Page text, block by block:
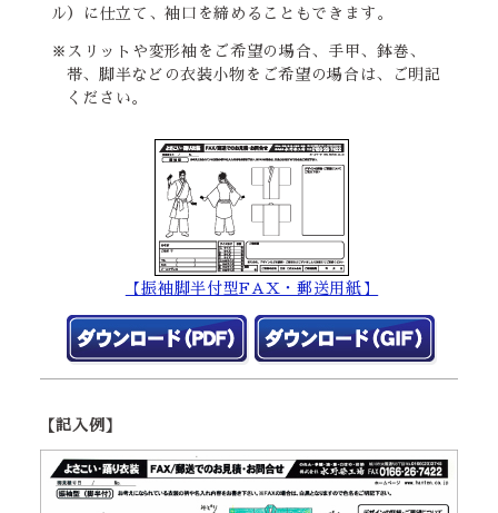
ル）に仕立て、袖口を締めることもできます。
※スリットや変形袖をご希望の場合、手甲、鉢巻、
帯、脚半などの衣装小物をご希望の場合は、ご明記
ください。
【振袖脚半付型FAX・郵送用紙】
【記入例】